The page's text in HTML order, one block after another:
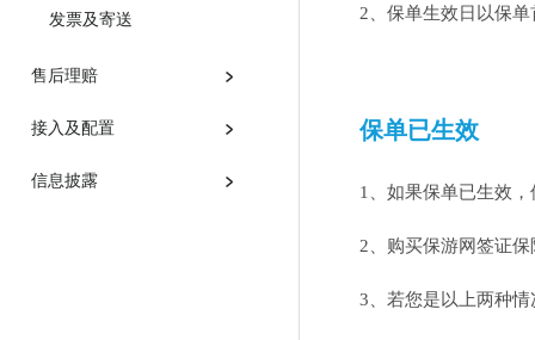
发票及寄送
售后理赔
接入及配置
信息披露
2、 保单生效日以保
保单已生效
1、 如果保单已生效
2、 购买保游网签证
3、若您是以上两种